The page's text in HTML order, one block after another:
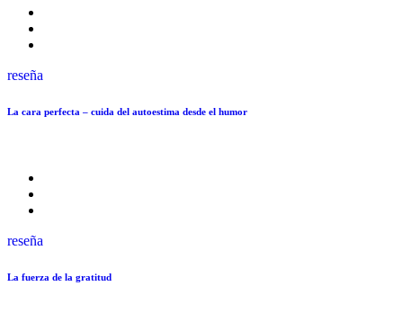
reseña
La cara perfecta – cuida del autoestima desde el humor
reseña
La fuerza de la gratitud